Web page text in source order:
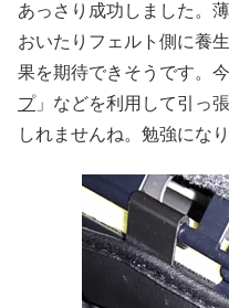
あっさり成功しました。
おいたりフェルト側に養
果を期待できそうです。
プ」などを利用して引っ
しれませんね。勉強になり